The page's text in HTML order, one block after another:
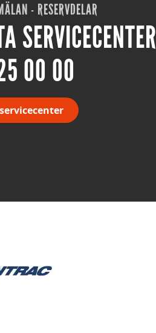
- RESERVDELAR
SERVICECENTER
00 00